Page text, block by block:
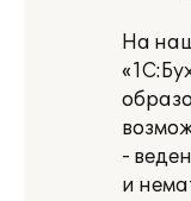
На
-
и